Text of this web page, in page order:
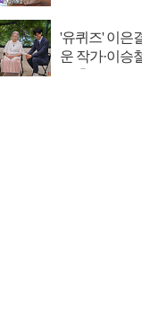
'유퀴즈' 이은
운 작가·이승